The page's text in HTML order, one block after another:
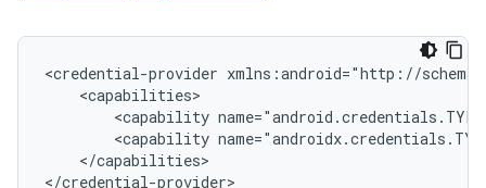
<credential-provider
<capability
<capability
</capabilities>